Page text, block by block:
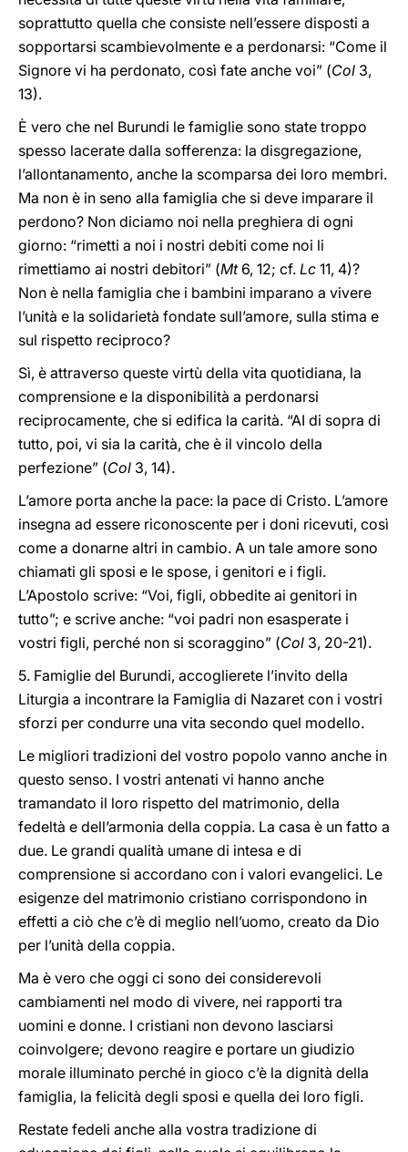
soprattutto quella che consiste nell’essere disposti a
sopportarsi scambievolmente e a perdonarsi: “Come il
Signore vi ha perdonato, così fate anche voi” (Col 3,
13).
È vero che nel Burundi le famiglie sono state troppo
spesso lacerate dalla sofferenza: la disgregazione,
l’allontanamento, anche la scomparsa dei loro membri.
Ma non è in seno alla famiglia che si deve imparare il
perdono? Non diciamo noi nella preghiera di ogni
giorno: “rimetti a noi i nostri debiti come noi li
rimettiamo ai nostri debitori” (Mt6, 12; cf. Lc 11, 4)?
Non è nella famiglia che i bambini imparano a vivere
l’unità e la solidarietà fondate sull’amore, sulla stima e
sul rispetto reciproco?
Sì, è attraverso queste virtù della vita quotidiana, la
comprensione e la disponibilità a perdonarsi
reciprocamente, che si edifica la carità. “AI di sopra di
tutto, poi, vi sia la carità, che è il vincolo della
perfezione” (Col 3, 14).
L’amore porta anche la pace: la pace di Cristo. L’amore
insegna ad essere riconoscente per i doni ricevuti, così
come a donarne altri in cambio. A un tale amore sono
chiamati gli sposi e le spose, i genitori e i figli.
L’Apostolo scrive: “Voi, figli, obbedite ai genitori in
tutto”; e scrive anche: “voi padri non esasperate i
vostri figli, perché non si scoraggino” (Col 3, 20-21).
5. Famiglie del Burundi, accoglierete l’invito della
Liturgia a incontrare la Famiglia di Nazaret con i vostri
sforzi per condurre una vita secondo quel modello.
Le migliori tradizioni del vostro popolo vanno anche in
questo senso. I vostri antenati vi hanno anche
tramandato il loro rispetto del matrimonio, della
fedeltà e dell’armonia della coppia. La casa è un fatto a
due. Le grandi qualità umane di intesa e di
comprensione si accordano con i valori evangelici. Le
esigenze del matrimonio cristiano corrispondono in
effetti a ciò che c’è di meglio nell’uomo, creato da Dio
per l’unità della coppia.
Ma è vero che oggi ci sono dei considerevoli
cambiamenti nel modo di vivere, nei rapporti tra
uomini e donne. I cristiani non devono lasciarsi
coinvolgere; devono reagire e portare un giudizio
morale illuminato perché in gioco c’è la dignità della
famiglia, la felicità degli sposi e quella dei loro figli.
Restate fedeli anche alla vostra tradizione di